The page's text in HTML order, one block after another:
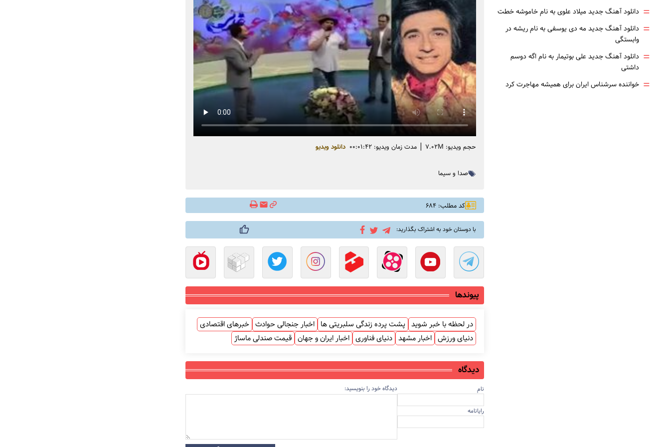
حجم ویدیو: ۷.۰۲M | مدت زمان ویدیو: ۰۰:۰۱:۴۲ دانلود ویدیو
صدا و سیما
کد مطلب: ۶۸۴
با دوستان خود به اشتراک بگذارید:
پیوندها
در لحظه با خبر شوید پشت پرده زندگی سلبریتی ها اخبار جنجالی حوادث خبرهای اقتصادی
دنیای ورزش اخبار مشهد دنیای فناوری اخبار ایران و جهان قیمت صندلی ماساژ
دیدگاه
نام
رایانامه
دیدگاه خود را بنویسید:
= دانلود آهنگ جدید میلاد علوی به نام خاموشه خطت
= دانلود آهنگ جدید مه دی یوسفی به نام ریشه در
وابستگی
= دانلود آهنگ جدید علی بوتیمار به نام اگه دوسم
داشتی
= خواننده سرشناس ایران برای همیشه مهاجرت کرد